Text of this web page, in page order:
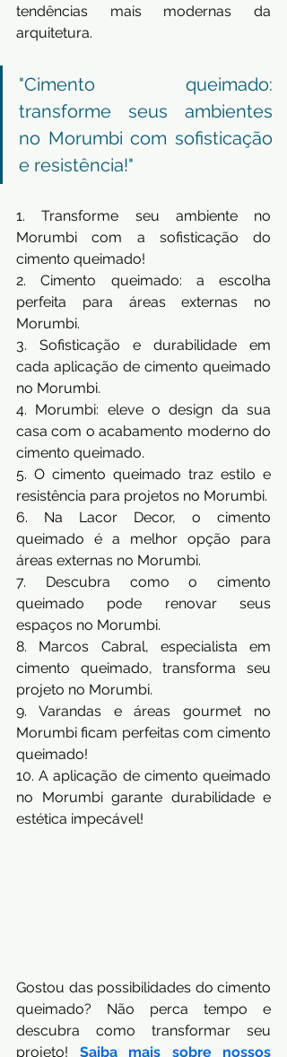
tendências mais modernas da
arquitetura.
"Cimento queimado:
transforme seus ambientes
no Morumbi com sofisticação
e resistência!"
1. Transforme seu ambiente no
Morumbi com a sofisticação do
cimento queimado!
2. Cimento queimado: a escolha
perfeita para áreas externas no
Morumbi.
3. Sofisticação e durabilidade em
cada aplicação de cimento queimado
no Morumbi.
4. Morumbi: eleve o design da sua
casa com o acabamento moderno do
cimento queimado.
5. O cimento queimado traz estilo e
resistência para projetos no Morumbi.
6. Na Lacor Decor, o cimento
queimado é a melhor opção para
áreas externas no Morumbi.
7. Descubra como o cimento
queimado pode renovar seus
espaços no Morumbi.
8. Marcos Cabral, especialista em
cimento queimado, transforma seu
projeto no Morumbi.
9. Varandas e áreas gourmet no
Morumbi ficam perfeitas com cimento
queimado!
10. A aplicação de cimento queimado
no Morumbi garante durabilidade e
estética impecável!
Gostou das possibilidades do cimento
queimado? Não perca tempo e
descubra como transformar seu
projeto! Saiba mais sobre nossos